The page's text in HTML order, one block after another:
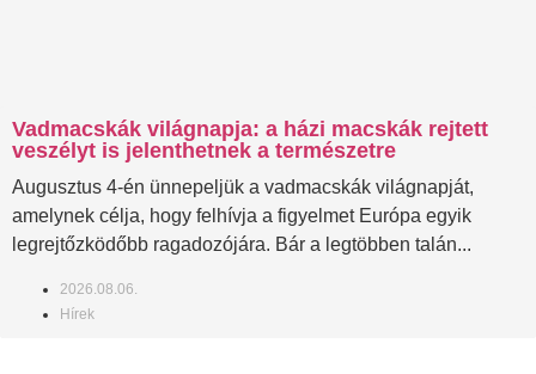
Vadmacskák világnapja: a házi macskák rejtett
veszélyt is jelenthetnek a természetre
Augusztus 4-én ünnepeljük a vadmacskák világnapját,
amelynek célja, hogy felhívja a figyelmet Európa egyik
legrejtőzködőbb ragadozójára. Bár a legtöbben talán...
2026.08.06.
Hírek